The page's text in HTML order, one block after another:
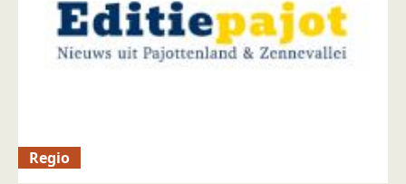
Regio